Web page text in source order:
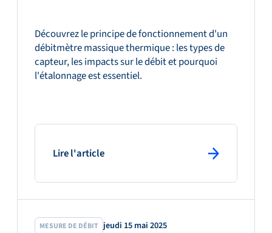
Découvrez le principe de fonctionnement d'un
débitmètre massique thermique : les types de
capteur, les impacts sur le débit et pourquoi
l'étalonnage est essentiel.
Lire l'article: primary button
MESURE DE DÉBIT jeudi 15 mai 2025